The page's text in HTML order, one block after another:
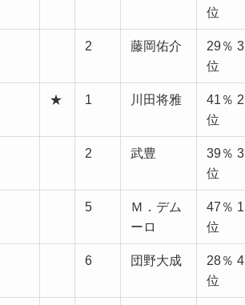
位
2 藤岡佑介
29％ 3
位
★ 1 川田将雅
41％ 2
位
2 武豊
39％ 3
位
5
Ｍ．デム
ーロ
47％ 1
位
6 団野大成
28％ 4
位